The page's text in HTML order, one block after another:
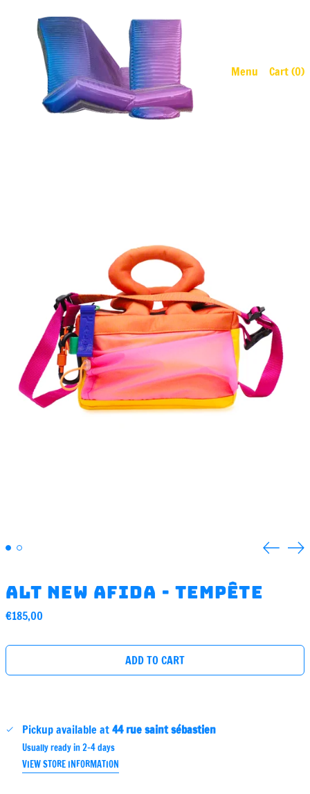
Menu Cart (0)
Previous
Alt new Afida - tempête
Regular
€185,00
ADD TO CART
Pickup available at44 rue saint sébastien
Usually ready in 2-4 days
VIEW STORE INFORMATION